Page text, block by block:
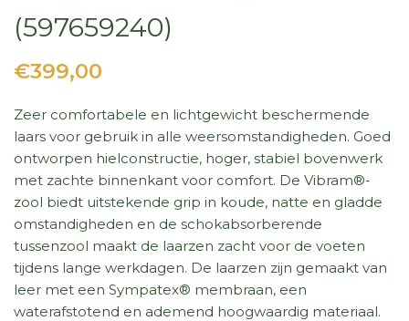
(597659240)
€399,00
Zeer comfortabele en lichtgewicht beschermende
laars voor gebruik in alle weersomstandigheden. Goed
ontworpen hielconstructie, hoger, stabiel bovenwerk
met zachte binnenkant voor comfort. De Vibram®-
zool biedt uitstekende grip in koude, natte en gladde
omstandigheden en de schokabsorberende
tussenzool maakt de laarzen zacht voor de voeten
tijdens lange werkdagen. De laarzen zijn gemaakt van
leer met een Sympatex® membraan, een
waterafstotend en ademend hoogwaardig materiaal.